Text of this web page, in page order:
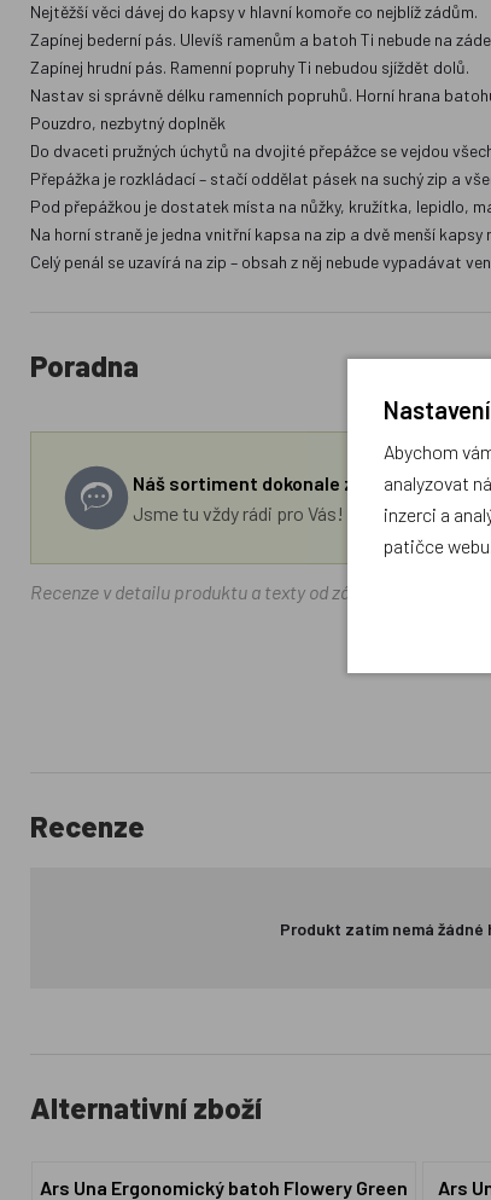
Nejtěžší věci dávej do kapsy v hlavní komoře co nejblíž zádům.
Zapínej bederní pás. Ulevíš ramenům a batoh Ti nebude na
Zapínej hrudní pás. Ramenní popruhy Ti nebudou sjíždět dolů.
Nastav si správně délku ramenních popruhů. Horní hrana
Pouzdro, nezbytný doplněk
Do dvaceti pružných úchytů na dvojité přepážce se vejdou
Přepážka je rozkládací – stačí oddělat pásek na suchý zip a
Pod přepážkou je dostatek místa na nůžky, kružítka, lepidlo,
Na horní straně je jedna vnitřní kapsa na zip a dvě menší kapsy
Celý penál se uzavírá na zip – obsah z něj nebude vypadávat
Poradna
Náš sortiment dokonale známe a rádi
Jsme tu vždy rádi pro Vás! Váš rodinný
Recenze v detailu produktu a texty od zákazníků v
Recenze
Produkt zatím nemá žádné
Alternativní zboží
Ars Una Ergonomický batoh Flowery Green
Ars
Abychom
analyzovat
inzerci a
patičce